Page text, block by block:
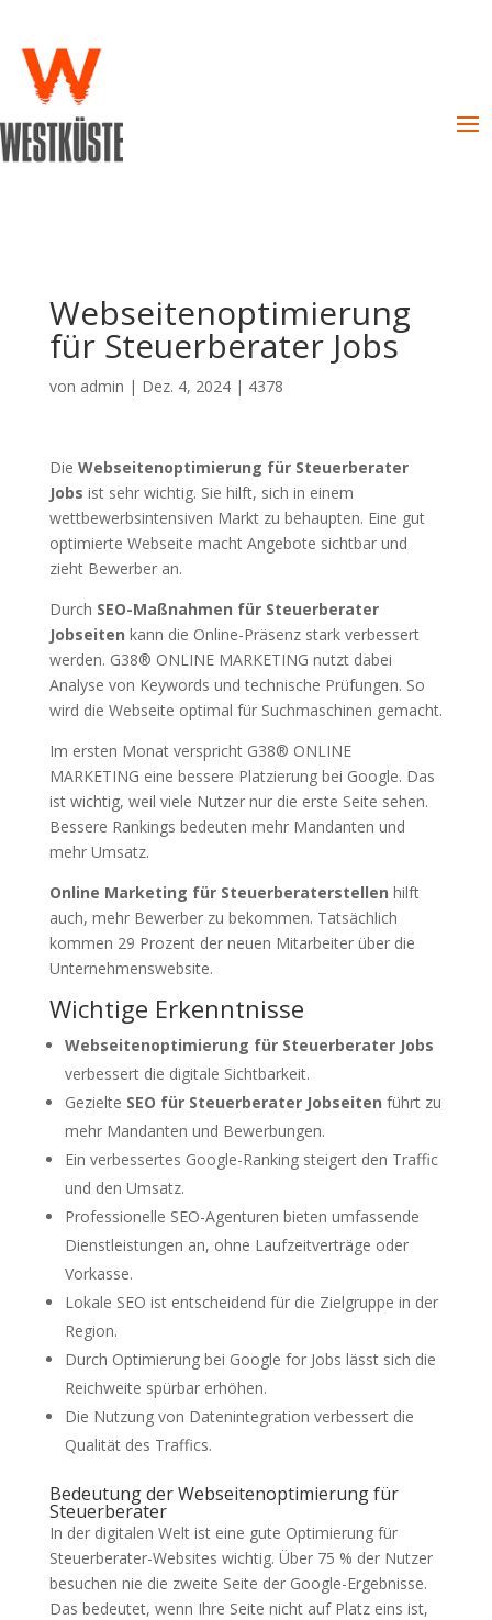
Webseitenoptimierung
für Steuerberater Jobs
von admin | Dez. 4, 2024| 4378
Die Webseitenoptimierung für Steuerberater
Jobs ist sehr wichtig. Sie hilft, sich in einem
wettbewerbsintensiven Markt zu behaupten. Eine gut
optimierte Webseite macht Angebote sichtbar und
zieht Bewerber an.
Durch SEO-Maßnahmen für Steuerberater
Jobseiten kann die Online-Präsenz stark verbessert
werden. G38® ONLINE MARKETING nutzt dabei
Analyse von Keywords und technische Prüfungen. So
wird die Webseite optimal für Suchmaschinen gemacht.
Im ersten Monat verspricht G38® ONLINE
MARKETING eine bessere Platzierung bei Google. Das
ist wichtig, weil viele Nutzer nur die erste Seite sehen.
Bessere Rankings bedeuten mehr Mandanten und
mehr Umsatz.
Online Marketing für Steuerberaterstellen hilft
auch, mehr Bewerber zu bekommen. Tatsächlich
kommen 29 Prozent der neuen Mitarbeiter über die
Unternehmenswebsite.
Wichtige Erkenntnisse
Webseitenoptimierung für Steuerberater Jobs
verbessert die digitale Sichtbarkeit.
Gezielte SEO für Steuerberater Jobseiten führt zu
mehr Mandanten und Bewerbungen.
Ein verbessertes Google-Ranking steigert den Traffic
und den Umsatz.
Professionelle SEO-Agenturen bieten umfassende
Dienstleistungen an, ohne Laufzeitverträge oder
Vorkasse.
Lokale SEO ist entscheidend für die Zielgruppe in der
Region.
Durch Optimierung bei Google for Jobs lässt sich die
Reichweite spürbar erhöhen.
Die Nutzung von Datenintegration verbessert die
Qualität des Traffics.
Bedeutung der Webseitenoptimierung für
Steuerberater
In der digitalen Welt ist eine gute Optimierung für
Steuerberater-Websites wichtig. Über 75 % der Nutzer
besuchen nie die zweite Seite der Google-Ergebnisse.
Das bedeutet, wenn Ihre Seite nicht auf Platz eins ist,